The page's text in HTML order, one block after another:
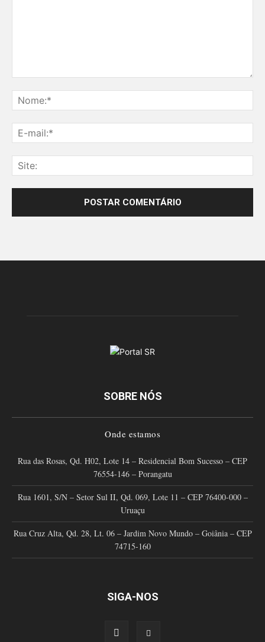
SOBRE NÓS
Onde estamos
Rua das Rosas, Qd. H02, Lote 14 – Residencial Bom Sucesso – CEP
76554-146 – Porangatu
Rua 1601, S/N – Setor Sul II, Qd. 069, Lote 11 – CEP 76400-000 –
Uruaçu
Rua Cruz Alta, Qd. 28, Lt. 06 – Jardim Novo Mundo – Goiânia – CEP
74715-160
SIGA-NOS